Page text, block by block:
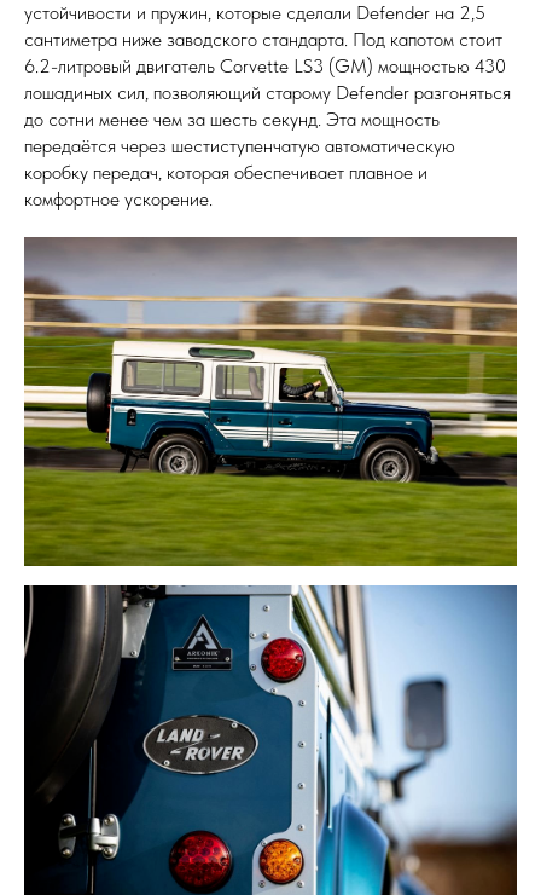
устойчивости и пружин, которые сделали Defender на 2,5
сантиметра ниже заводского стандарта. Под капотом стоит
6.2-литровый двигатель Corvette LS3 (GM) мощностью 430
лошадиных сил, позволяющий старому Defender разгоняться
до сотни менее чем за шесть секунд. Эта мощность
передаётся через шестиступенчатую автоматическую
коробку передач, которая обеспечивает плавное и
комфортное ускорение.